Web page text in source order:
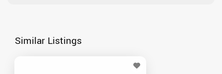
Similar Listings